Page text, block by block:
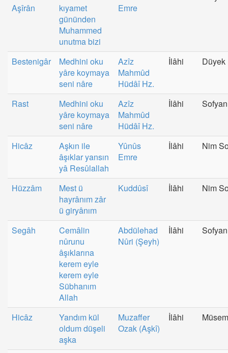
Aşîrân
kıyamet
gününden
Muhammed
unutma bizi
Emre
Bestenigâr
Medhini oku
yâre koymaya
seni nâre
Azîz
Mahmûd
Hüdâî Hz.
İlâhi Düyek
Rast
Medhini oku
yâre koymaya
seni nâre
Azîz
Mahmûd
Hüdâî Hz.
İlâhi Sofyan
Hicâz
Aşkın ile
âşıklar yansın
yâ Resûlallah
Yûnûs
Emre
İlâhi Nim
Hüzzâm
Mest ü
hayrânım zâr
ü giryânım
Kuddûsî İlâhi Nim
Segâh
Cemâlin
nûrunu
âşıklarına
kerem eyle
kerem eyle
Sübhanım
Allah
Abdülehad
Nûri (Şeyh)
İlâhi Sofyan
Hicâz
Yandım kül
oldum düşeli
aşka
Muzaffer
Ozak (Aşkî)
İlâhi